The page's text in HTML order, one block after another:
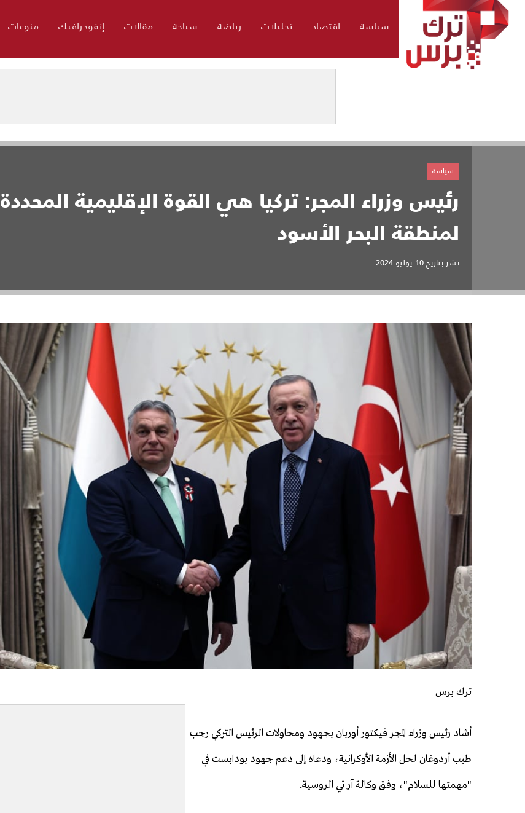
سياسة اقتصاد تحليلات رياضة سياحة مقالات إنفوجرافيك منوعات
رئيس وزراء المجر: تركيا هي القوة الإقليمية المحددة
لمنطقة البحر الأسود
نشر بتاريخ10 يوليو 2024
سياسة
ترك برس
أشاد رئيس وزراء المجر فيكتور أوربان بجهود ومحاولات الرئيس التركي رجب
طيب أردوغان لحل الأزمة الأوكرانية، ودعاه إلى دعم جهود بودابست في
"مهمتها للسلام"، وفق وكالة آر تي الروسية.